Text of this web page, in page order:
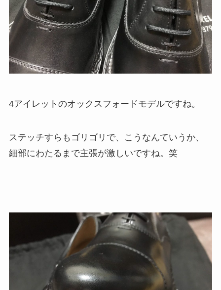
4アイレットのオックスフォードモデルですね。
ステッチすらもゴリゴリで、こうなんていうか、
細部にわたるまで主張が激しいですね。笑